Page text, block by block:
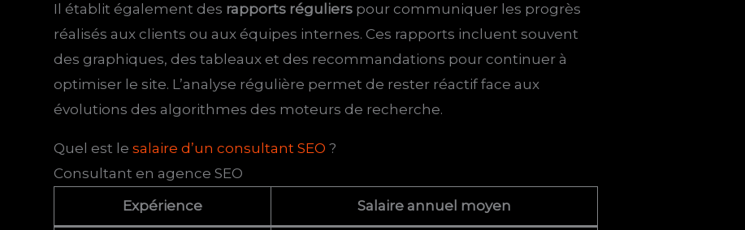
Il établit également des rapports réguliers pour communiquer les progrès
réalisés aux clients ou aux équipes internes. Ces rapports incluent souvent
des graphiques, des tableaux et des recommandations pour continuer à
optimiser le site. L’analyse régulière permet de rester réactif face aux
évolutions des algorithmes des moteurs de recherche.
Quel est lesalaire d’un consultant SEO ?
Consultant en agence SEO
Expérience
Salaire annuel moyen